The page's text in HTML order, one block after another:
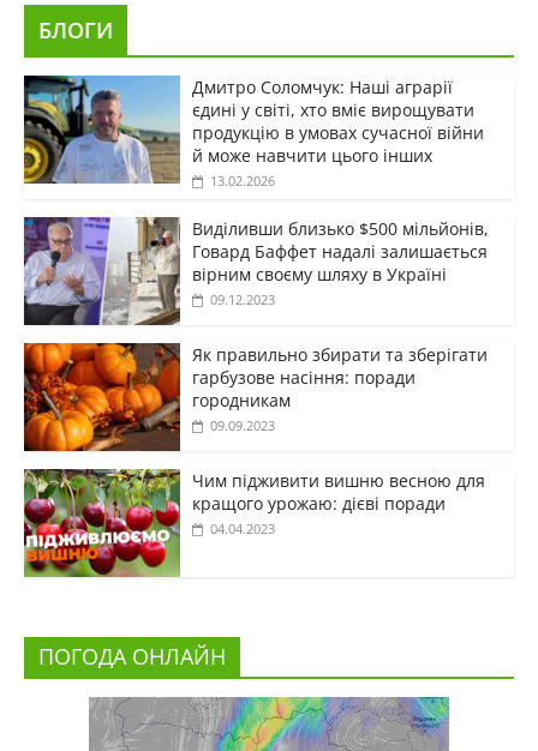
БЛОГИ
Дмитро Соломчук: Наші аграрії
єдині у світі, хто вміє вирощувати
продукцію в умовах сучасної війни
й може навчити цього інших
13.02.2026
Виділивши близько $500 мільйонів,
Говард Баффет надалі залишається
вірним своєму шляху в Україні
09.12.2023
Як правильно збирати та зберігати
гарбузове насіння: поради
городникам
09.09.2023
Чим підживити вишню весною для
кращого урожаю: дієві поради
04.04.2023
ПОГОДА ОНЛАЙН